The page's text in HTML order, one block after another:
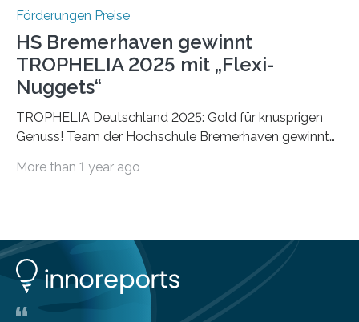
Förderungen Preise
HS Bremerhaven gewinnt
TROPHELIA 2025 mit „Flexi-
Nuggets“
TROPHELIA Deutschland 2025: Gold für knusprigen
Genuss! Team der Hochschule Bremerhaven gewinnt
ECOTROPHELIAMit der Produktidee “Flexi-Nuggets”
Studierende der Lebensmittelwissenschaften und
wurde zum 16. Mal durch den Forschungskreis der
Ernährungsindustrie e. V. (FEI) ausgerichtet. “Flexi-
Nuggets” stehen für innovative Lebensmittel, die
More than 1 year ago